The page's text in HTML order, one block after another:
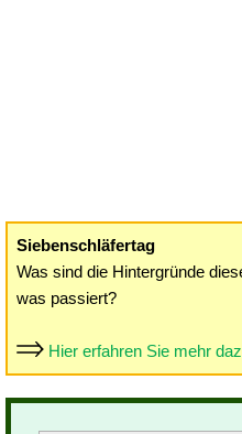
Siebenschläfertag
Was sind die Hintergründe
was passiert?
Hier erfahren Sie mehr